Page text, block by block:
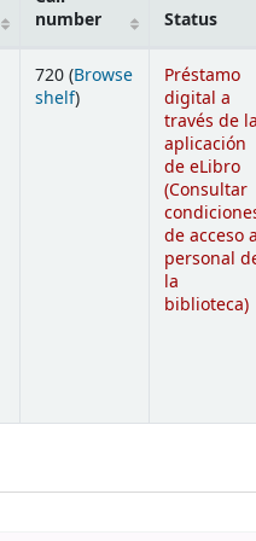
number
Status
720 (Browse
shelf(Opens below)
)
Préstamo
digital a
través de la
aplicación
de eLibro
(Consultar
de acceso
personal
la
biblioteca)